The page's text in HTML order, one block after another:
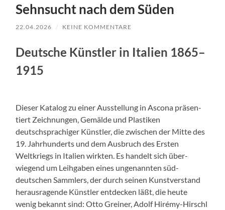
Sehnsucht nach dem Süden
22.04.2026 / KEINE KOMMENTARE
Deutsche Kün­stler in Ital­ien 1865–
1915
Dieser Kat­a­log zu ein­er Ausstel­lung in Ascona präsen­
tiert Zeich­nun­gen, Gemälde und Plas­tiken
deutschsprachiger Kün­stler, die zwis­chen der Mitte des
19. Jahrhun­derts und dem Aus­bruch des Ersten
Weltkriegs in Ital­ien wirk­ten. Es han­delt sich über­
wiegend um Lei­h­gaben eines unge­nan­nten süd­
deutschen Samm­lers, der durch seinen Kun­stver­stand
her­aus­ra­gende Kün­stler ent­deck­en läßt, die heute
wenig bekan­nt sind: Otto Grein­er, Adolf Hirémy-Hirschl